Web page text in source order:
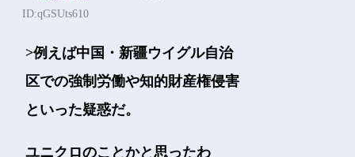
ID:qGSUts610
>例えば中国・新疆ウイグル自治
区での強制労働や知的財産権侵害
といった疑惑だ。
ユニクロのことかと思ったわ